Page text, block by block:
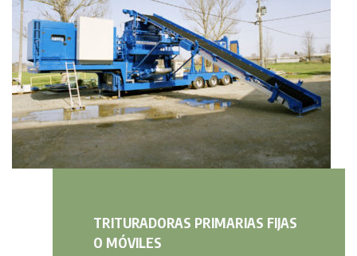
TRITURADORAS PRIMARIAS FIJAS
O MÓVILES